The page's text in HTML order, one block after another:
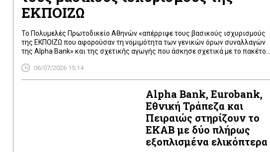
ΕΚΠΟΙΖΩ
Το Πολυμελές Πρωτοδικείο Αθηνών «απέρριψε τους βασικούς ισχυρισμούς
της ΕΚΠΟΙΖΩ που αφορούσαν τη νομιμότητα των γενικών όρων συναλλαγών
της Alpha Bank» και της σχετικής αγωγής που άσκησε σχετικά με το πακέτο
περιεχόμενο του ισχύοντος νομοθετικού πλαισίου για τις υπηρεσίες
πληρωμών», τονίζει σε ανακοίνωσή της η τράπεζα. Συνεπώς, «η απόφαση […]
06/07/2026 15:14
Alpha Bank, Eurobank,
Εθνική Τράπεζα και
Πειραιώς στηρίζουν το
ΕΚΑΒ με δύο πλήρως
εξοπλισμένα ελικόπτερα